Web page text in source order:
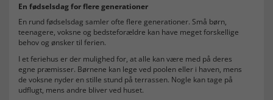
En fødselsdag for flere generationer
En rund fødselsdag samler ofte flere generationer. Små børn,
teenagere, voksne og bedsteforældre kan have meget forskellige
behov og ønsker til ferien.
I et feriehus er der mulighed for, at alle kan være med på deres
egne præmisser. Børnene kan lege ved poolen eller i haven, mens
de voksne nyder en stille stund på terrassen. Nogle kan tage på
udflugt, mens andre bliver ved huset.